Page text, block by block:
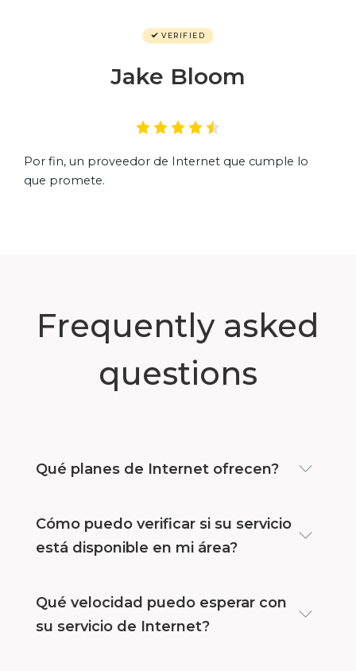
VERIFIED
Jake Bloom
Por fin, un proveedor de Internet que cumple lo
que promete.
Frequently asked
questions
Qué planes de Internet ofrecen?
Cómo puedo verificar si su servicio
está disponible en mi área?
Qué velocidad puedo esperar con
su servicio de Internet?